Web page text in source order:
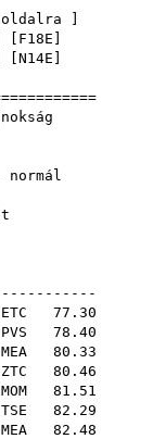
oldalra
F18E
N14E
- normál
ETC 77.30
PVS 78.40
MEA 80.33
ZTC 80.46
MOM 81.51
TSE 82.29
MEA 82.48